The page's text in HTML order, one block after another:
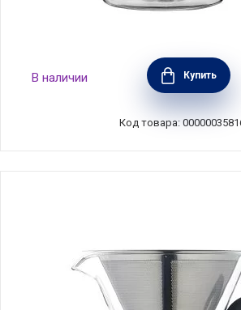
Френч-пресс 1 л,
прозрачный, Anna Lafarg,
В наличии Купить
Код товара: